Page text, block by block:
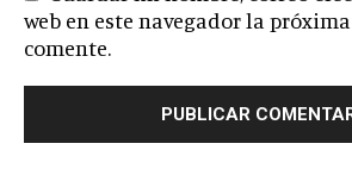
web en este navegador la próxima
comente.